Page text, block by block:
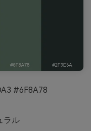
#6F8A78
ラル